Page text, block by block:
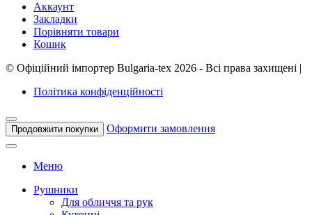
Аккаунт
Закладки
Порівняти товари
Кошик
© Офіційний імпортер Bulgaria-tex 2026 - Всі права захищені |
Політика конфіденційності
Продовжити покупки Оформити замовлення
Меню
Рушники
Для обличчя та рук